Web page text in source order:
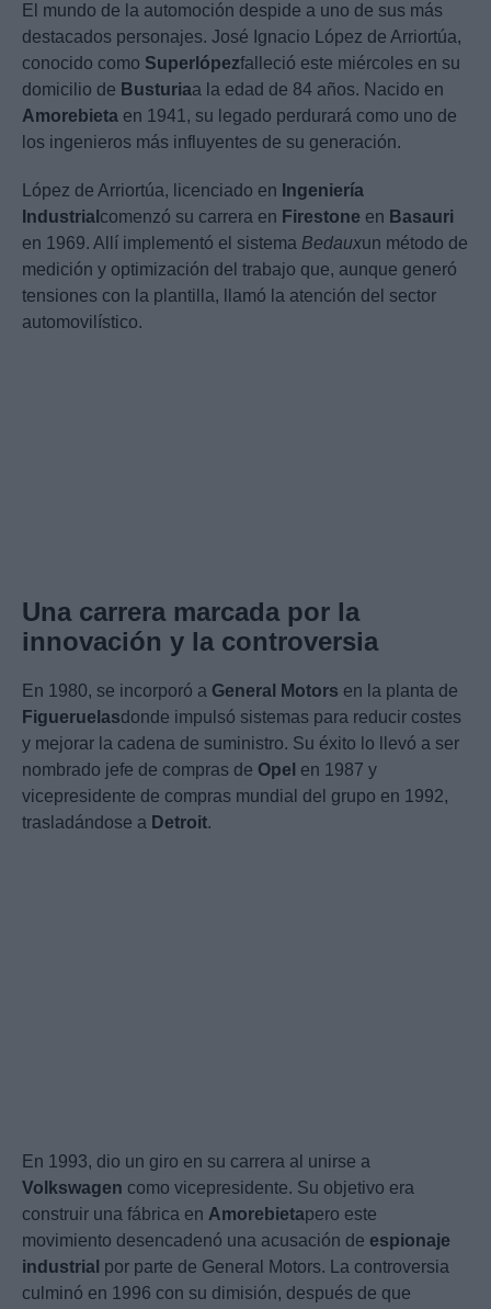
El mundo de la automoción despide a uno de sus más
destacados personajes. José Ignacio López de Arriortúa,
conocido como Superlópezfalleció este miércoles en su
domicilio de Busturiaa la edad de 84 años. Nacido en
Amorebieta en 1941, su legado perdurará como uno de
los ingenieros más influyentes de su generación.
López de Arriortúa, licenciado en Ingeniería
Industrial comenzó su carrera en Firestone en Basauri
en 1969. Allí implementó el sistema Bedauxun método de
medición y optimización del trabajo que, aunque generó
tensiones con la plantilla, llamó la atención del sector
automovilístico.
Una carrera marcada por la
innovación y la controversia
En 1980, se incorporó a General Motors en la planta de
Figueruelasdonde impulsó sistemas para reducir costes
y mejorar la cadena de suministro. Su éxito lo llevó a ser
nombrado jefe de compras de Opel en 1987 y
vicepresidente de compras mundial del grupo en 1992,
trasladándose a Detroit.
En 1993, dio un giro en su carrera al unirse a
Volkswagen como vicepresidente. Su objetivo era
construir una fábrica en Amorebietapero este
movimiento desencadenó una acusación de espionaje
industrial por parte de General Motors. La controversia
culminó en 1996 con su dimisión, después de que